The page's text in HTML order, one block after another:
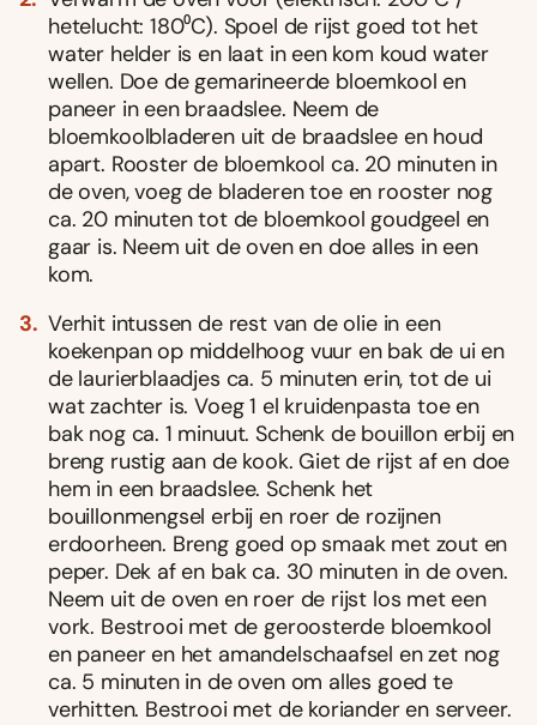
hetelucht: 180⁰C). Spoel de rijst goed tot het
water helder is en laat in een kom koud water
wellen. Doe de gemarineerde bloemkool en
paneer in een braadslee. Neem de
bloemkoolbladeren uit de braadslee en houd
apart. Rooster de bloemkool ca. 20 minuten in
de oven, voeg de bladeren toe en rooster nog
ca. 20 minuten tot de bloemkool goudgeel en
gaar is. Neem uit de oven en doe alles in een
kom.
Verhit intussen de rest van de olie in een
koekenpan op middelhoog vuur en bak de ui en
de laurierblaadjes ca. 5 minuten erin, tot de ui
wat zachter is. Voeg 1 el kruidenpasta toe en
bak nog ca. 1 minuut. Schenk de bouillon erbij en
breng rustig aan de kook. Giet de rijst af en doe
hem in een braadslee. Schenk het
bouillonmengsel erbij en roer de rozijnen
erdoorheen. Breng goed op smaak met zout en
peper. Dek af en bak ca. 30 minuten in de oven.
Neem uit de oven en roer de rijst los met een
vork. Bestrooi met de geroosterde bloemkool
en paneer en het amandelschaafsel en zet nog
ca. 5 minuten in de oven om alles goed te
verhitten. Bestrooi met de koriander en serveer.